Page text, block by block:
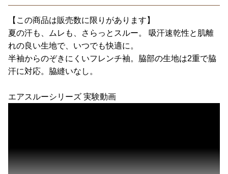
【この商品は販売数に限りがあります】
夏の汗も、ムレも、さらっとスルー。 吸汗速乾性と肌離
れの良い生地で、いつでも快適に。
半袖からのぞきにくいフレンチ袖。脇部の生地は2重で脇
汗に対応。脇縫いなし。
エアスルーシリーズ 実験動画